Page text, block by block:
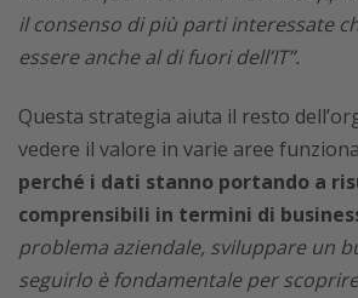
il consenso di più parti interessate
essere anche al di fuori dell’IT”.
Questa strategia aiuta il resto
vedere il valore in varie aree
perché i dati stanno portando a
comprensibili in termini di
problema aziendale, sviluppare un
seguirlo è fondamentale per